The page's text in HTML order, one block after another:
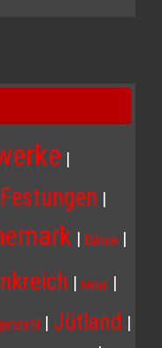
|
|
| Dünen |
| Friaul |
| Jütland |